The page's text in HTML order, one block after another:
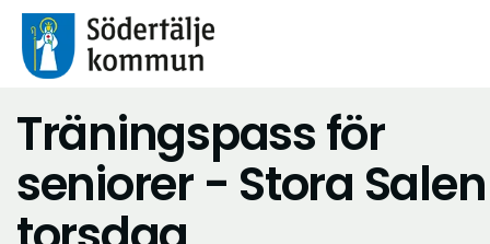
Träningspass för
seniorer - Stora Salen